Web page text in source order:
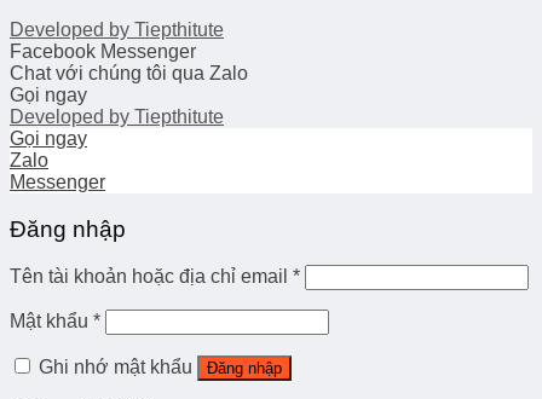
Developed by Tiepthitute
Facebook Messenger
Chat với chúng tôi qua Zalo
Gọi ngay
Developed by Tiepthitute
Gọi ngay
Zalo
Messenger
Đăng nhập
Tên tài khoản hoặc địa chỉ email *
Mật khẩu *
Ghi nhớ mật khẩu Đăng nhập